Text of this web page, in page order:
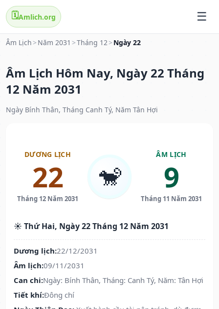
🗓️Amlich.org
Âm Lịch > Năm 2031 >Tháng 12> Ngày 22
Âm Lịch Hôm Nay, Ngày 22 Tháng
12 Năm 2031
Ngày Bính Thân, Tháng Canh Tý, Năm Tân Hợi
DƯƠNG LỊCH
22
Tháng 12 Năm 2031
🐒
ÂM LỊCH
9
Tháng 11 Năm 2031
☀️ Thứ Hai, Ngày 22 Tháng 12 Năm 2031
Dương lịch:22/12/2031
Âm lịch:09/11/2031
Can chi:Ngày: Bính Thân, Tháng: Canh Tý, Năm: Tân Hợi
Tiết khí:Đông chí